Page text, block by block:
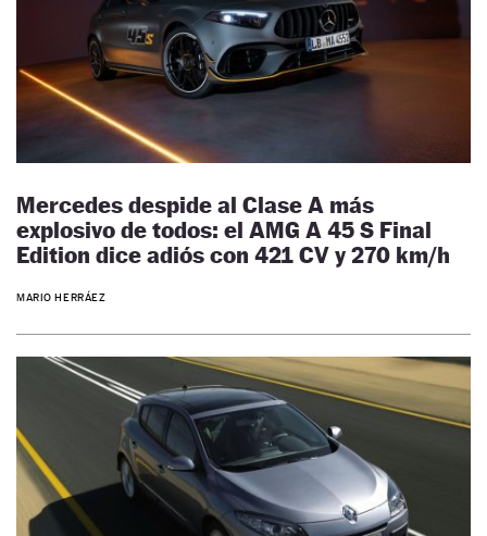
Mercedes despide al Clase A más
explosivo de todos: el AMG A 45 S Final
Edition dice adiós con 421 CV y 270 km/h
MARIO HERRÁEZ